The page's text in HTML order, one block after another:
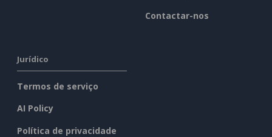
Contactar-nos
Jurídico
Termos de serviço
AI Policy
Política de privacidade